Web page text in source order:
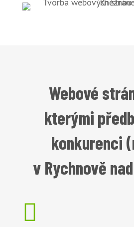
Webové
kterými
konkurenci
v Rychnově
